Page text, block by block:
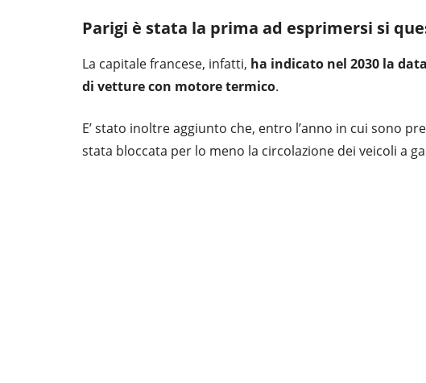
Parigi è stata la prima ad esprimersi si
La capitale francese, infatti, ha indicato nel 2030 la
di vetture con motore termico.
E’ stato inoltre aggiunto che, entro l’anno in cui sono
stata bloccata per lo meno la circolazione dei veicoli a